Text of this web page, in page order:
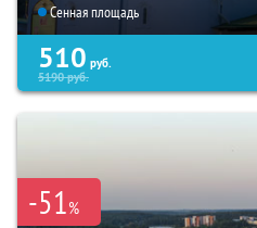
Сенная площадь
510 руб.
5190руб.
-51%